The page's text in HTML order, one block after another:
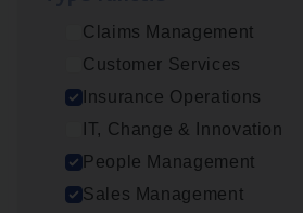
Claims Management
Customer Services
Insurance Operations
IT, Change & Innovation
People Management
Sales Management
Dos­sier­be­heer­der
Pro­fit en Public
Insurance Operations
Antwerpen